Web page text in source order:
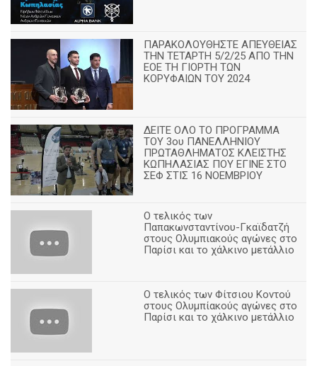
ΠΑΡΑΚΟΛΟΥΘΗΣΤΕ ΑΠΕΥΘΕΙΑΣ
ΤΗΝ ΤΕΤΑΡΤΗ 5/2/25 ΑΠΟ ΤΗΝ
ΕΟΕ ΤΗ ΓΙΟΡΤΗ ΤΩΝ
ΚΟΡΥΦΑΙΩΝ ΤΟΥ 2024
ΔΕΙΤΕ ΟΛΟ ΤΟ ΠΡΟΓΡΑΜΜΑ
ΤΟΥ 3ου ΠΑΝΕΛΛΗΝΙΟΥ
ΠΡΩΤΑΘΛΗΜΑΤΟΣ ΚΛΕΙΣΤΗΣ
ΚΩΠΗΛΑΣΙΑΣ ΠΟΥ ΕΓΙΝΕ ΣΤΟ
ΣΕΦ ΣΤΙΣ 16 ΝΟΕΜΒΡΙΟΥ
Ο τελικός των
Παπακωνσταντίνου-Γκαϊδατζή
στους Ολυμπιακούς αγώνες στο
Παρίσι και το χάλκινο μετάλλιο
Ο τελικός των Φίτσιου Κοντού
στους Ολυμπίακούς αγώνες στο
Παρίσι και το χάλκινο μετάλλιο